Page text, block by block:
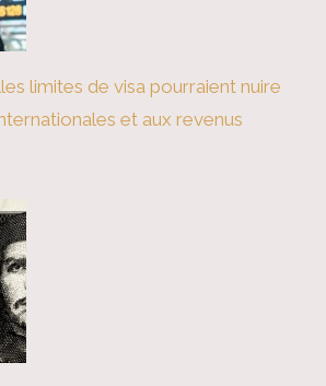
limites de visa pourraient nuire
et aux revenus